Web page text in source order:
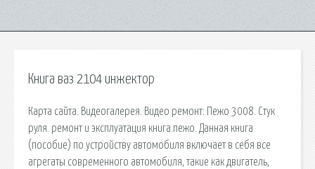
Книга ваз 2104 инжектор
Карта сайта. Видеогалерея. Видео ремонт: Пежо 3008. Стук
руля. ремонт и эксплуатация книга.пежо. Данная книга
(пособие) по устройству автомобиля включает в себя все
агрегаты современного автомобиля, такие как двигатель,